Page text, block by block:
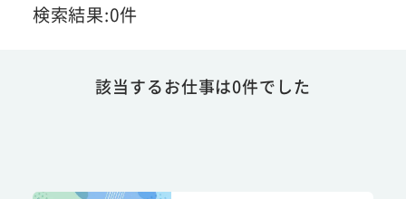
検索結果:0件
該当するお仕事は0件でした